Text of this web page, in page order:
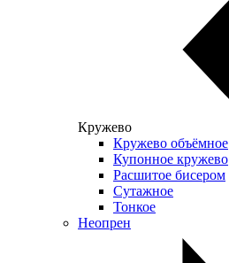
Кружево
Кружево объёмное
Купонное кружево
Расшитое бисером
Сутажное
Тонкое
Неопрен